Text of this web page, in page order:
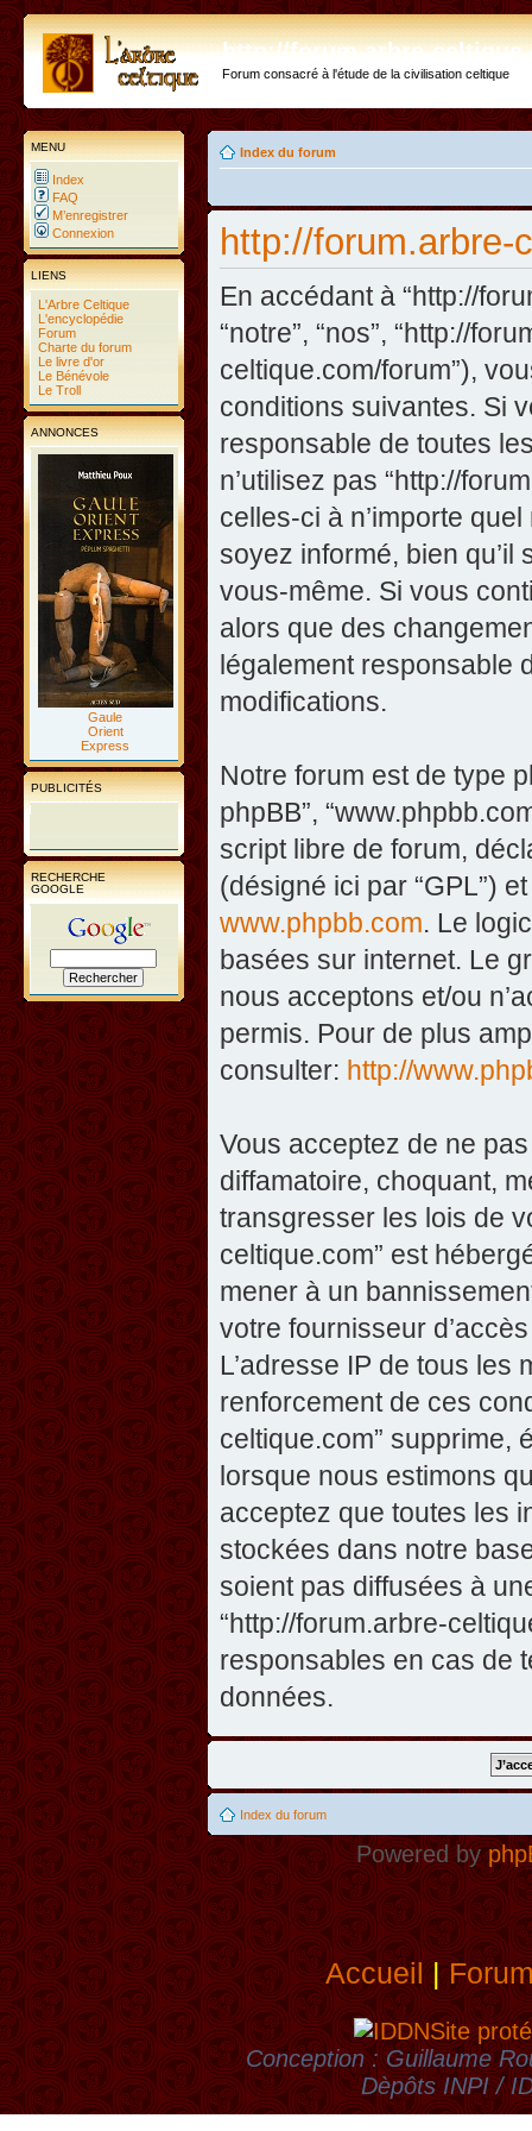
http://forum.arbre-
Forum consacré à l'étude de la civilisation celtique
MENU
Index
FAQ
M’enregistrer
Connexion
LIENS
L'Arbre Celtique
L'encyclopédie
Forum
Charte du forum
Le livre d'or
Le Bénévole
Le Troll
ANNONCES
Gaule
Orient
Express
PUBLICITÉS
RECHERCHE
GOOGLE
Index du forum
http://forum.arbre-
En accédant à “http://
“notre”, “nos”, “http://
celtique.com/forum”),
conditions suivantes. Si
responsable de toutes
n’utilisez pas “http://
celles-ci à n’importe
soyez informé, bien
vous-même. Si vous
alors que des
légalement responsable
modifications.
Notre forum est de type
phpBB”,
script libre de forum,
(désigné ici par “GPL”)
www.phpbb.com. Le
basées sur internet. Le
nous acceptons et/ou
permis. Pour de plus
consulter: http://
Vous acceptez de ne
diffamatoire, choquant,
transgresser les lois de
celtique.com” est
mener à un
votre fournisseur
L’adresse IP de tous
renforcement de ces
celtique.com” supprime,
lorsque nous estimons
acceptez que toutes les
stockées dans notre
soient pas diffusées à
“http://forum.arbre-
responsables en cas de
données.
Index du forum
Powered by
Accueil|
Site
Conception : Guillaume
Dèpôts INPI /